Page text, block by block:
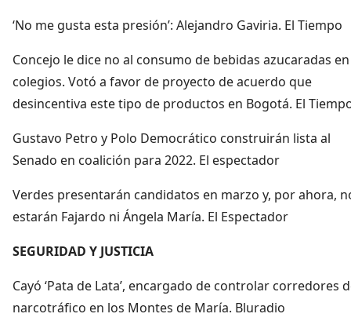
‘No me gusta esta presión’: Alejandro Gaviria. El Tiempo
Concejo le dice no al consumo de bebidas azucaradas
colegios. Votó a favor de proyecto de acuerdo que
desincentiva este tipo de productos en Bogotá. El
Gustavo Petro y Polo Democrático construirán lista al
Senado en coalición para 2022. El espectador
Verdes presentarán candidatos en marzo y, por ahora,
estarán Fajardo ni Ángela María. El Espectador
SEGURIDAD Y JUSTICIA
Cayó ‘Pata de Lata’, encargado de controlar corredores
narcotráfico en los Montes de María. Bluradio